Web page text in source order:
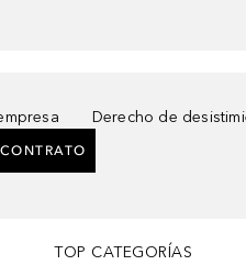
Derecho de
TOP CATEGORÍAS